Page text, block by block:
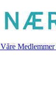
Våre Medlemmer